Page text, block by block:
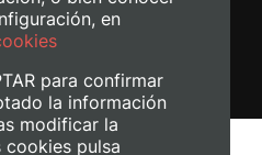
en
para confirmar
la información
modificar la
pulsa